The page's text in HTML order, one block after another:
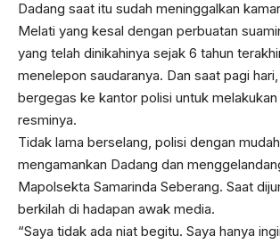
Dadang saat itu sudah meninggalkan
Melati yang kesal dengan perbuatan
yang telah dinikahinya sejak 6 tahun
menelepon saudaranya. Dan saat pagi
bergegas ke kantor polisi untuk melakukan
resminya.
Tidak lama berselang, polisi dengan
mengamankan Dadang dan
Mapolsekta Samarinda Seberang. Saat
berkilah di hadapan awak media.
“Saya tidak ada niat begitu. Saya hanya